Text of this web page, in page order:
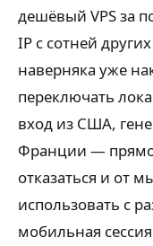
дешёвый VPS за
IP с сотней
наверняка уже
переключать
вход из США,
Франции —
отказаться и от
использовать с
мобильная